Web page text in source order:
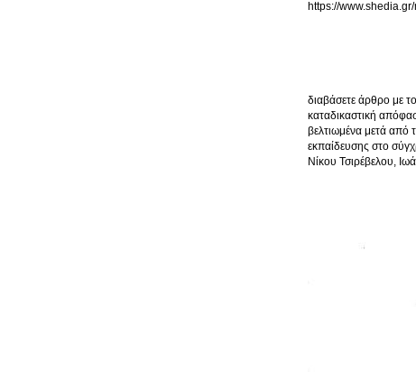
https://
διαβάσετε άρθρο με
καταδικαστική
βελτιωμένα μετά από
εκπαίδευσης στο
Νίκου Τσιρέβελου,